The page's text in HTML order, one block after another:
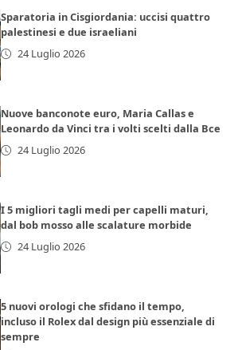
Sparatoria in Cisgiordania: uccisi quattro
palestinesi e due israeliani
24 Luglio 2026
Nuove banconote euro, Maria Callas e
Leonardo da Vinci tra i volti scelti dalla Bce
24 Luglio 2026
I 5 migliori tagli medi per capelli maturi,
dal bob mosso alle scalature morbide
24 Luglio 2026
5 nuovi orologi che sfidano il tempo,
incluso il Rolex dal design più essenziale di
sempre